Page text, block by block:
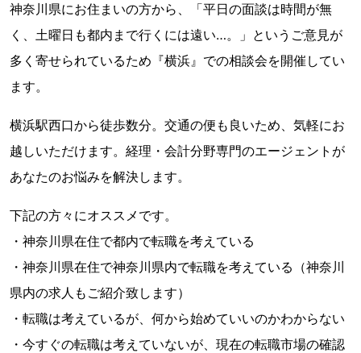
神奈川県にお住まいの方から、「平日の面談は時間が無
く、土曜日も都内まで行くには遠い…。」というご意見が
多く寄せられているため『横浜』での相談会を開催してい
ます。
横浜駅西口から徒歩数分。交通の便も良いため、気軽にお
越しいただけます。経理・会計分野専門のエージェントが
あなたのお悩みを解決します。
下記の方々にオススメです。
・神奈川県在住で都内で転職を考えている
・神奈川県在住で神奈川県内で転職を考えている（神奈川
県内の求人もご紹介致します）
・転職は考えているが、何から始めていいのかわからない
・今すぐの転職は考えていないが、現在の転職市場の確認